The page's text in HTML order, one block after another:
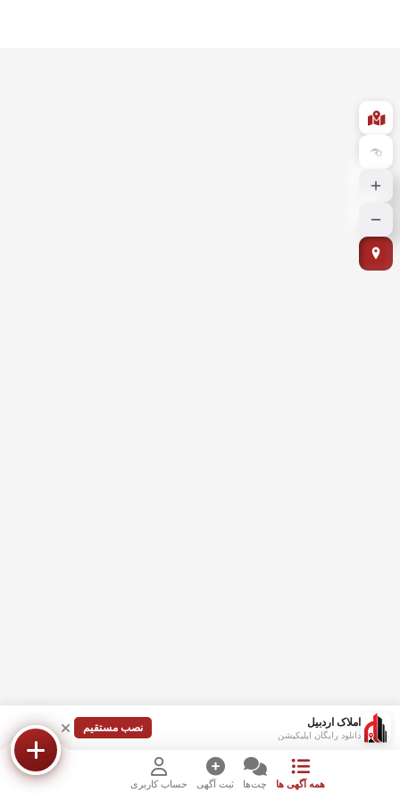
املاک اردبیل
دانلود رایگان اپلیکیشن
نصب مستقیم
همه آگهی ها چت‌ها ثبت آگهی حساب کاربری